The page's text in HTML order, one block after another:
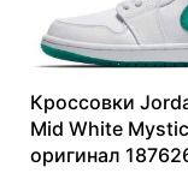
Кроссовки
Mid White
оригинал